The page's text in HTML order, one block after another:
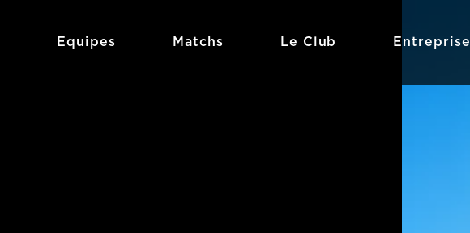
Equipes Matchs Le Club Entreprise